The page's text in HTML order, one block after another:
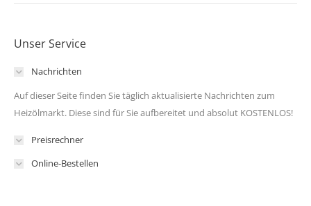
Unser Service
Nachrichten
Auf dieser Seite finden Sie täglich aktualisierte Nachrichten zum
Heizölmarkt. Diese sind für Sie aufbereitet und absolut KOSTENLOS!
Preisrechner
Online-Bestellen